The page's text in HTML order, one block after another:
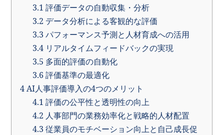
3.1 評価データの自動収集・分析
3.2 データ分析による客観的な評価
3.3 パフォーマンス予測と人材育成への活用
3.4リアルタイムフィードバックの実現
3.5 多面的評価の自動化
3.6評価基準の最適化
4AI人事評価導入の4つのメリット
4.1 評価の公平性と透明性の向上
4.2 人事部門の業務効率化と戦略的人材配置
4.3 従業員のモチベーション向上と自己成長促